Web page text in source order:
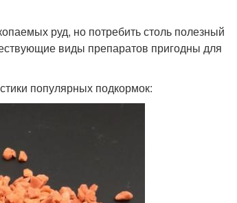
руд, но потребить столь полезный
виды препаратов пригодны для
популярных подкормок: